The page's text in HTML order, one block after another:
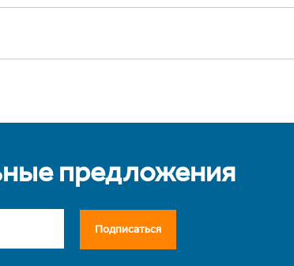
предложения
Подписаться